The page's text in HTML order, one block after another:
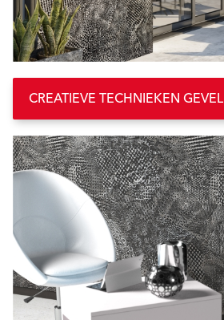
CREATIEVE TECHNIEKEN GEVEL